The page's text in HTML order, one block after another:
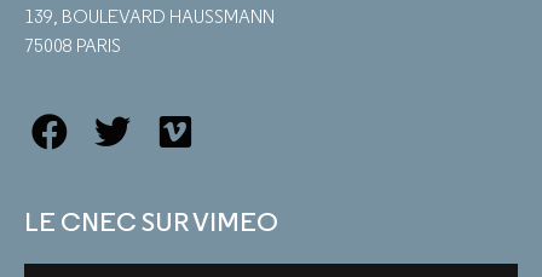
139, BOULEVARD HAUSSMANN
75008 PARIS
LE CNEC SUR VIMEO